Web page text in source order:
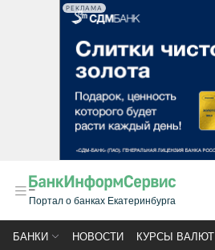
РЕКЛАМА
Портал о банках Екатеринбурга
БАНКИ НОВОСТИ КУРСЫ ВАЛЮТ